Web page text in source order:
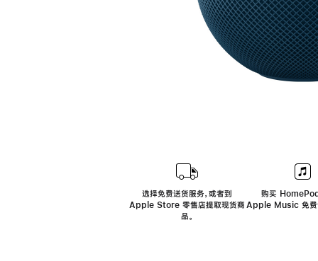
选择免费送货服务，或者到
Apple Store 零售店提取现货商
品。
购买
Apple Music 免费